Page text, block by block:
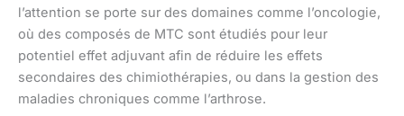
l’attention se porte sur des domaines comme l’oncologie,
où des composés de MTC sont étudiés pour leur
potentiel effet adjuvant afin de réduire les effets
secondaires des chimiothérapies, ou dans la gestion des
maladies chroniques comme l’arthrose.